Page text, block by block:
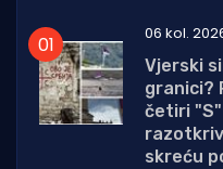
06 kol.
Vjerski
granici?
četiri "S"
skreću